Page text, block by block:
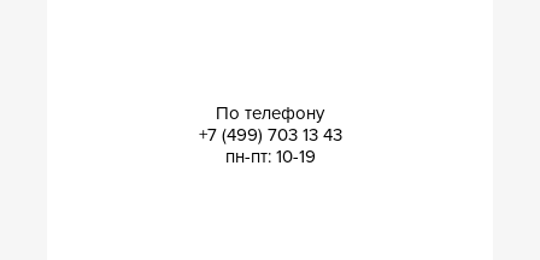
По телефону
+7 (499) 703 13 43
пн-пт: 10-19